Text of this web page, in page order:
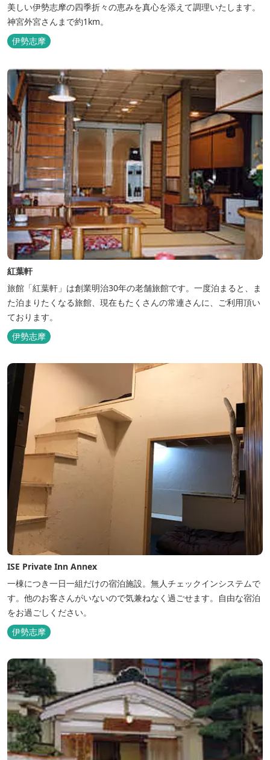
美しい伊勢志摩の四季折々の恵みを真心を添えて調理いたします。
神宮外宮さんまで約1km。
伊勢志摩
紅葉軒
旅館「紅葉軒」は創業明治30年の老舗旅館です。一度泊まると、ま
た泊まりたくなる旅館、現在もたくさんの常連さんに、ご利用頂い
ております。
伊勢志摩
ISE Private Inn Annex
一棟につき一日一組だけの宿泊施設。無人チェックインシステムで
す。他のお客さんがいないので気兼ねなく過ごせます。自由な宿泊
をお過ごしください。
伊勢志摩